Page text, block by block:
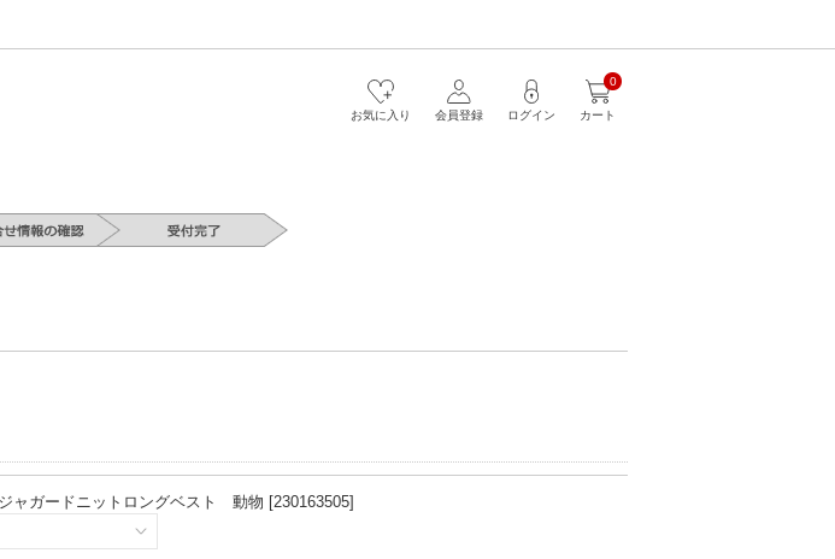
カート
0
ログイン
会員登録
お気に入り
ャガードニットロングベスト 動物 [230163505]